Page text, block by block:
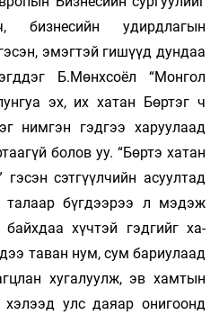
бизнесийн удирдлагын
эмэгтэй гишүүд дундаа
Б.Мөнхсоёл “Монгол
эх, их хатан Бөр­тэг ч
нимгэн гэдгээ харуулаад
болов уу. “Бөртэ хатан
сэтгүүлчийн асуултад
та­лаар бүгдээрээ л мэ­дэж
хүчтэй гэдгийг ха­
таван нум, сум бариу­лаад
хуга­луулж, эв хамтын
хэлээд улс даяар онигоонд